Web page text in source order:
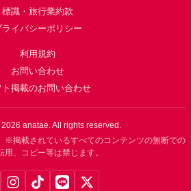
標識・旅行業約款
ライバシーポリシー
利用規約
お問い合わせ
ト掲載のお問い合わせ
2026 anatae. All rights reserved.
※掲載されているすべてのコンテンツの無断での
用、コピー等は禁じます。